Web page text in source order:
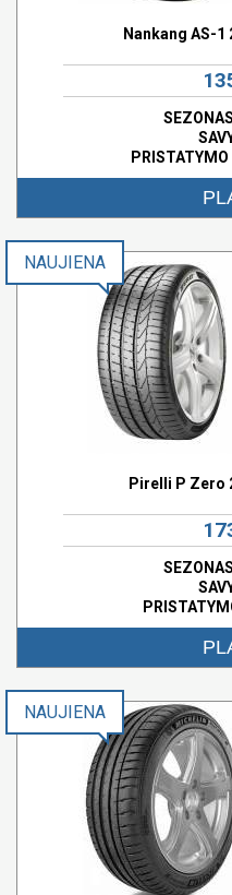
Nankang AS-1
NAUJIENA
Pirelli P Zero
NAUJIENA